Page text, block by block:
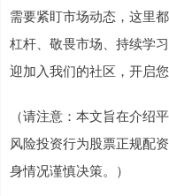
需要紧盯市场动态，这里
杠杆、敬畏市场、持续学
迎加入我们的社区，开启
（请注意：本文旨在介绍
风险投资行为股票正规配
身情况谨慎决策。）